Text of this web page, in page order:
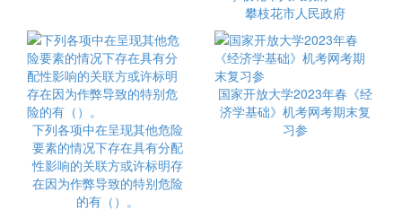
攀枝花市人民政府
下列各项中在呈现其他危险
要素的情况下存在具有分配
性影响的关联方或许标明存
在因为作弊导致的特别危险
的有（）。
国家开放大学2023年春《经
济学基础》机考网考期末复
习参